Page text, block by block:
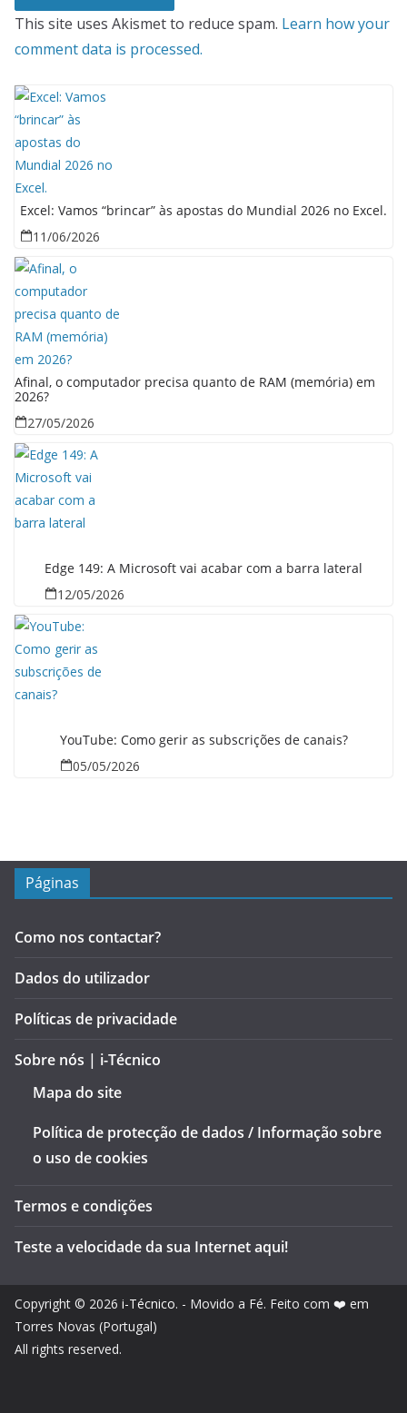
This site uses Akismet to reduce spam. Learn how your
comment data is processed.
Excel: Vamos “brincar” às apostas do Mundial 2026 no Excel.
11/06/2026
Afinal, o computador precisa quanto de RAM (memória) em
2026?
27/05/2026
Edge 149: A Microsoft vai acabar com a barra lateral
12/05/2026
YouTube: Como gerir as subscrições de canais?
05/05/2026
Páginas
Como nos contactar?
Dados do utilizador
Políticas de privacidade
Sobre nós | i-Técnico
Mapa do site
Política de protecção de dados / Informação sobre
o uso de cookies
Termos e condições
Teste a velocidade da sua Internet aqui!
Copyright © 2026 i-Técnico. - Movido a Fé. Feito com ❤️ em
Torres Novas (Portugal)
All rights reserved.